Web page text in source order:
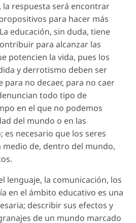
respuesta será encontrar
para hacer más
educación, sin duda, tiene
para alcanzar las
potencien la vida, pues los
y derrotismo deben ser
no decaer, para no caer
todo tipo de
en el que no podemos
del mundo o en las
necesario que los seres
medio de, dentro del mundo,
lenguaje, la comunicación, los
en el ámbito educativo es una
describir sus efectos y
de un mundo marcado